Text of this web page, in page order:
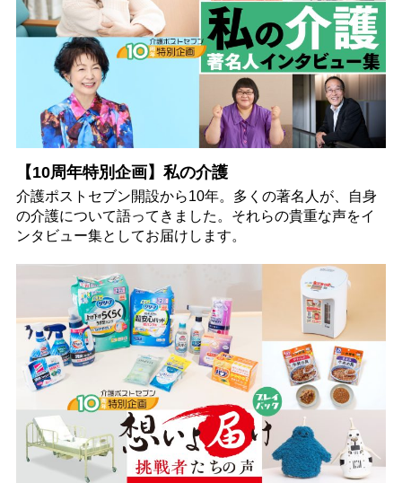
【10周年特別企画】私の介護
介護ポストセブン開設から10年。多くの著名人が、自身
の介護について語ってきました。それらの貴重な声をイ
ンタビュー集としてお届けします。